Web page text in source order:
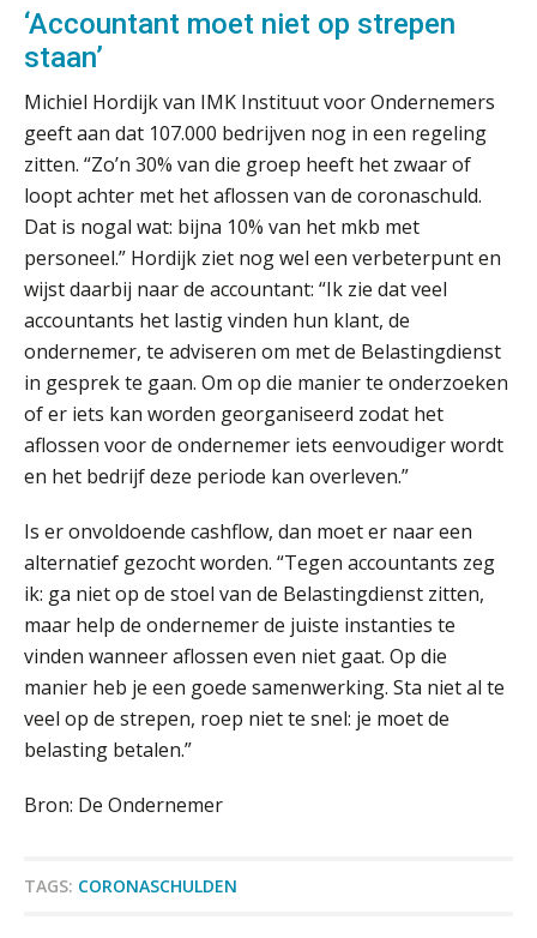
‘Accountant moet niet op strepen
staan’
Michiel Hordijk van IMK Instituut voor Ondernemers
geeft aan dat 107.000 bedrijven nog in een regeling
zitten. “Zo’n 30% van die groep heeft het zwaar of
loopt achter met het aflossen van de coronaschuld.
Dat is nogal wat: bijna 10% van het mkb met
personeel.” Hordijk ziet nog wel een verbeterpunt en
wijst daarbij naar de accountant: “Ik zie dat veel
accountants het lastig vinden hun klant, de
ondernemer, te adviseren om met de Belastingdienst
in gesprek te gaan. Om op die manier te onderzoeken
of er iets kan worden georganiseerd zodat het
aflossen voor de ondernemer iets eenvoudiger wordt
en het bedrijf deze periode kan overleven.”
Is er onvoldoende cashflow, dan moet er naar een
alternatief gezocht worden. “Tegen accountants zeg
ik: ga niet op de stoel van de Belastingdienst zitten,
maar help de ondernemer de juiste instanties te
vinden wanneer aflossen even niet gaat. Op die
manier heb je een goede samenwerking. Sta niet al te
veel op de strepen, roep niet te snel: je moet de
belasting betalen.”
Bron: De Ondernemer
TAGS: CORONASCHULDEN
Het herbeleggen van de
Herinvesteringsreserve (HIR) in een
vastgoedbeleggingsfonds?
in eenvoud
Ketenmachtigingen centraal beheren:
zo werkt u slimmer met eHerkenning
de autonome AI-boekhouder
De curator klopt aan: wat moet een
accountantskantoor afgeven bij een
faillissement van een klant?
met Twinfield, Exact Online en
Snelstart
Van Mook: “Met Minox Focus wil ik
groeien naar twee keer zoveel
klanten.”
Van losse vastlegging naar
aantoonbare grip op KYC en de Wwft